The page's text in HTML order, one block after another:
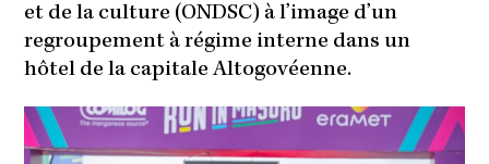
et de la culture (ONDSC) à l’image d’un
regroupement à régime interne dans un
hôtel de la capitale Altogovéenne.